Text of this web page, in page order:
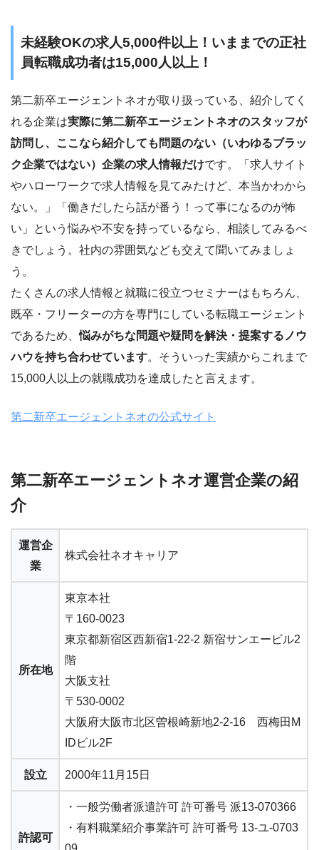
未経験OKの求人5,000件以上！いままでの正社
員転職成功者は15,000人以上！
第二新卒エージェントネオが取り扱っている、紹介してく
れる企業は実際に第二新卒エージェントネオのスタッフが
訪問し、ここなら紹介しても問題のない（いわゆるブラッ
ク企業ではない）企業の求人情報だけです。「求人サイト
やハローワークで求人情報を見てみたけど、本当かわから
ない。」「働きだしたら話が番う！って事になるのが怖
い」という悩みや不安を持っているなら、相談してみるべ
きでしょう。社内の雰囲気なども交えて聞いてみましょ
う。
たくさんの求人情報と就職に役立つセミナーはもちろん、
既卒・フリーターの方を専門にしている転職エージェント
であるため、悩みがちな問題や疑問を解決・提案するノウ
ハウを持ち合わせています。そういった実績からこれまで
15,000人以上の就職成功を達成したと言えます。
第二新卒エージェントネオの公式サイト
第二新卒エージェントネオ運営企業の紹
介
運営企
業
株式会社ネオキャリア
所在地
東京本社
〒160-0023
東京都新宿区西新宿1-22-2 新宿サンエービル2
階
大阪支社
〒530-0002
大阪府大阪市北区曽根崎新地2-2-16 西梅田M
IDビル2F
設立 2000年11月15日
許認可
・一般労働者派遣許可 許可番号 派13-070366
・有料職業紹介事業許可 許可番号 13-ユ-0703